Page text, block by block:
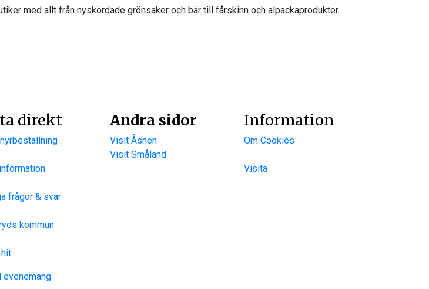
med allt från nyskördade grönsaker och bär till fårskinn och alpackaprodukter.
direkt
frågor & svar
kommun
evenemang
Andra sidor
Visit Åsnen
Visit Småland
Information
Om Cookies
Visita